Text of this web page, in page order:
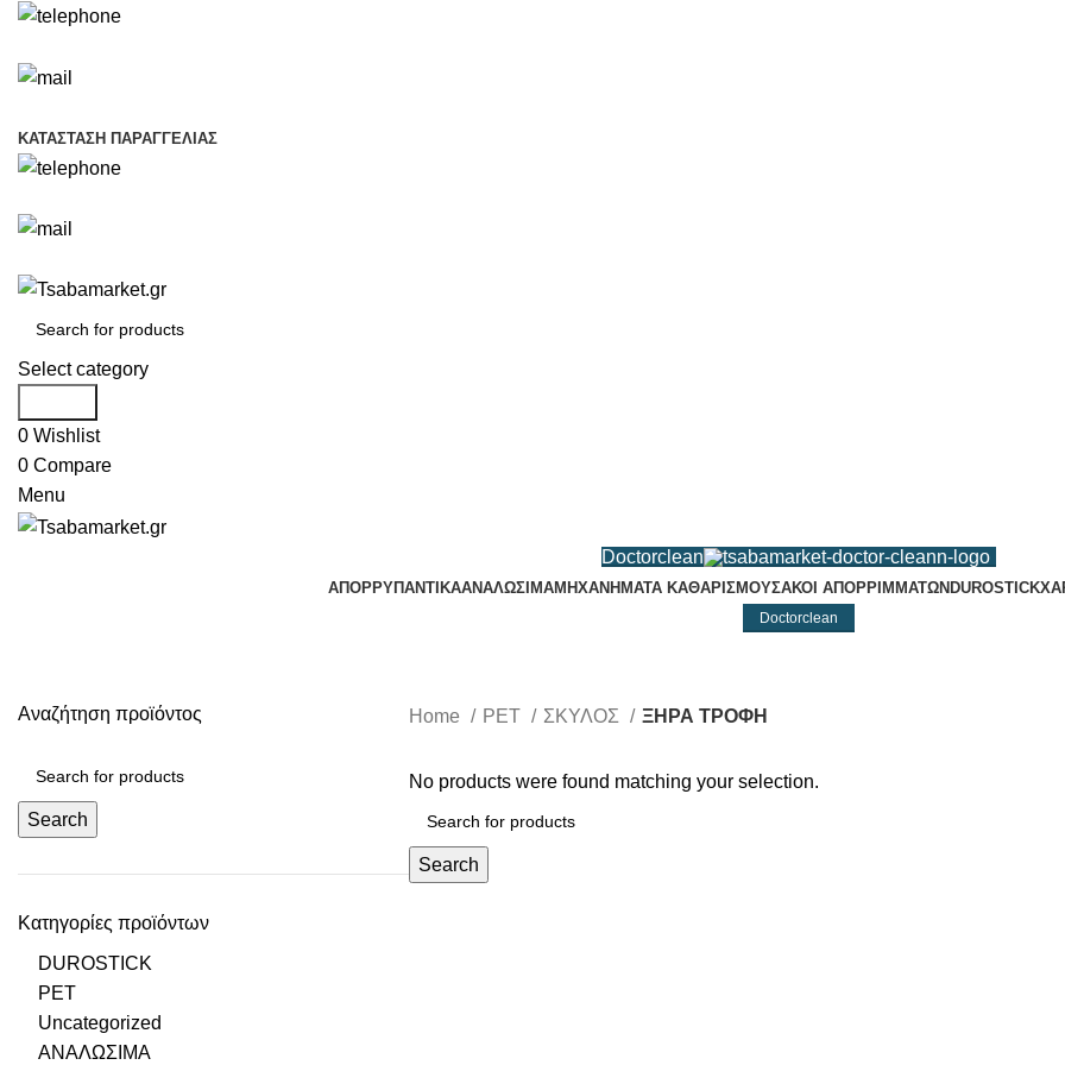
ΚΑΤΆΣΤΑΣΗ ΠΑΡΑΓΓΕΛΊΑΣ
Select category
0 Wishlist
0 Compare
Menu
Doctorclean
ΑΠΟΡΡΥΠΑΝΤΙΚΑΑΝΑΛΩΣΙΜΑΜΗΧΑΝΗΜΑΤΑ ΚΑΘΑΡΙΣΜΟΥΣΑΚΟΙ ΑΠΟΡΡΙΜΜΑΤΩΝDUROSTICK
Doctorclean
Αναζήτηση προϊόντος
Search
Κατηγορίες προϊόντων
DUROSTICK
PET
Uncategorized
ΑΝΑΛΩΣΙΜΑ
Home PET ΣΚΥΛΟΣ ΞΗΡΑ ΤΡΟΦΗ
No products were found matching your selection.
Search